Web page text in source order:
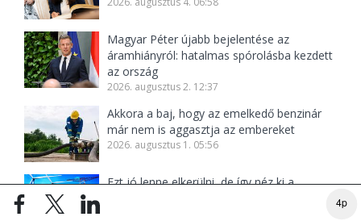
4p
Magyar Péter újabb bejelentése az
áramhiányról: hatalmas spórolásba kezdett
az ország
2026. augusztus 2. 12:37
Akkora a baj, hogy az emelkedő benzinár
már nem is aggasztja az embereket
2026. augusztus 1. 05:56
Ezt jó lenne elkerülni, de így néz ki a